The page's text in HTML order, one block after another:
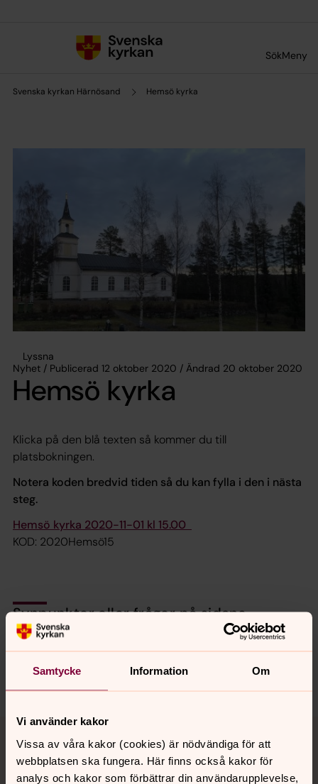
Samtycke Information Om
Vi använder kakor
Vissa av våra kakor (cookies) är nödvändiga för att
webbplatsen ska fungera. Här finns också kakor för
analys och kakor som förbättrar din användarupplevelse,
SökMeny
Svenska kyrkan Härnösand Hemsö kyrka
Lyssna
Nyhet / Publicerad 12 oktober 2020 / Ändrad 20 oktober 2020
Hemsö kyrka
Klicka på den blå texten så kommer du till
platsbokningen.
Notera koden bredvid tiden så du kan fylla i den i nästa
steg.
Hemsö kyrka 2020-11-01 kl 15.00
KOD: 2020Hemsö15
Synpunkter eller frågor på sidans
innehåll?
harnosand.pastorat@svenskakyrkan.se
Dela
Tillbaka till toppen
Tillbaka till innehållet